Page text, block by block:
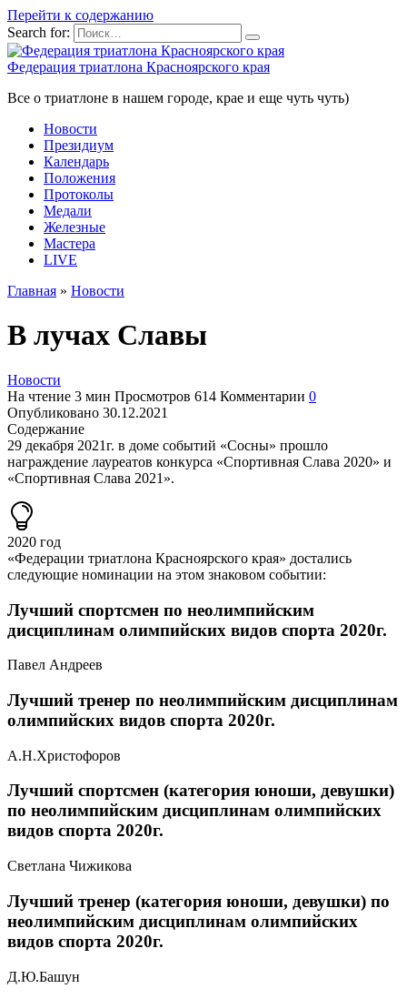
Перейти к содержанию
Search for:
Федерация триатлона Красноярского края
Все о триатлоне в нашем городе, крае и еще чуть чуть)
Новости
Президиум
Календарь
Положения
Протоколы
Медали
Железные
Мастера
LIVE
Главная » Новости
В лучах Славы
Новости
На чтение 3 мин Просмотров 614 Комментарии 0
Опубликовано 30.12.2021
Содержание
29 декабря 2021г. в доме событий «Сосны» прошло
награждение лауреатов конкурса «Спортивная Слава 2020» и
«Спортивная Слава 2021».
2020 год
«Федерации триатлона Красноярского края» достались
следующие номинации на этом знаковом событии:
Лучший спортсмен по неолимпийским
дисциплинам олимпийских видов спорта 2020г.
Павел Андреев
Лучший тренер по неолимпийским дисциплинам
олимпийских видов спорта 2020г.
А.Н.Христофоров
Лучший спортсмен (категория юноши, девушки)
по неолимпийским дисциплинам олимпийских
видов спорта 2020г.
Светлана Чижикова
Лучший тренер (категория юноши, девушки) по
неолимпийским дисциплинам олимпийских
видов спорта 2020г.
Д.Ю.Башун